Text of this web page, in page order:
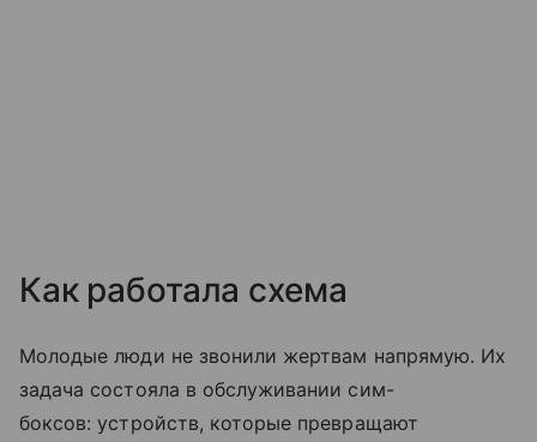
Как работала схема
Молодые люди не звонили жертвам напрямую. Их
задача состояла в обслуживании сим-
боксов: устройств, которые превращают